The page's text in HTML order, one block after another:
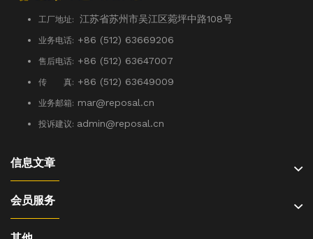
工厂地址: 江苏省苏州市吴江区菀坪中路108号
业务电话: +86 (512) 63669206
售后电话: +86 (512) 63647007
传 真: +86 (512) 63649009
业务邮箱: mar@reposal.cn
投诉建议: admin@reposal.cn
信息文章
会员服务